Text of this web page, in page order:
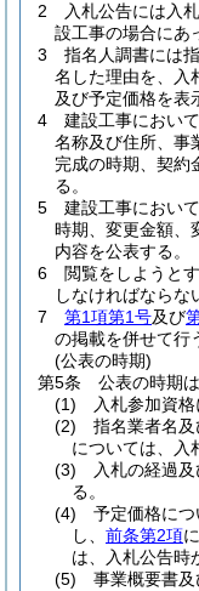
2
入札公告には入
設工事の場合にあ
3
指名人調書には
名した理由を、入
及び予定価格を表
4
建設工事におい
名称及び住所、事
完成の時期、契約
る。
5
建設工事におい
時期、変更金額、
内容を公表する。
6
閲覧をしようと
しなければならな
7
第1項第1号及び
の掲載を併せて行
(公表の時期)
第5条
公表の時期
(1)
入札参加資
(2)
指名業者名
については、入
(3)
入札の経過
る。
(4)
予定価格につ
し、 前条第2項
は、入札公告時
(5)
事業概要書